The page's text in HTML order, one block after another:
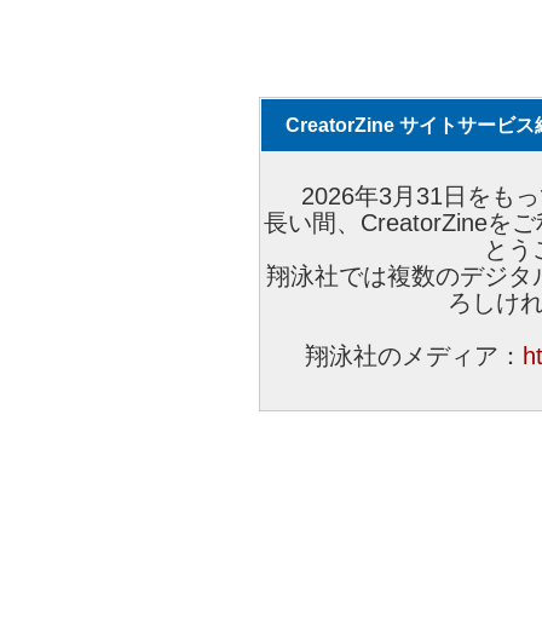
CreatorZine サイトサービス
2026年3月31日をも
長い間、CreatorZineを
とう
翔泳社では複数のデジ
ろしけ
翔泳社のメディア：